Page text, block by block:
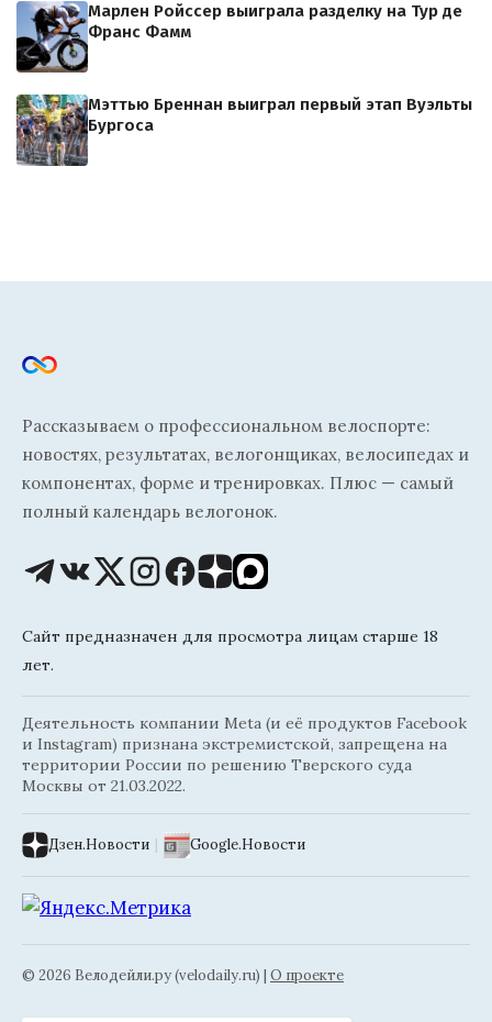
Марлен Ройссер выиграла разделку на Тур де
Франс Фамм
Мэттью Бреннан выиграл первый этап Вуэльты
Бургоса
Рассказываем о профессиональном велоспорте:
новостях, результатах, велогонщиках, велосипедах и
компонентах, форме и тренировках. Плюс — самый
полный календарь велогонок.
Сайт предназначен для просмотра лицам старше 18
лет.
Деятельность компании Meta (и её продуктов Facebook
и Instagram) признана экстремистской, запрещена на
территории России по решению Тверского суда
Москвы от 21.03.2022.
Дзен.Новости Google.Новости
© 2026 Велодейли.ру (velodaily.ru) | О проекте